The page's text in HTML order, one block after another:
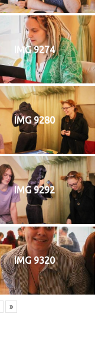
IMG 9274
IMG 9280
IMG 9292
IMG 9320
»